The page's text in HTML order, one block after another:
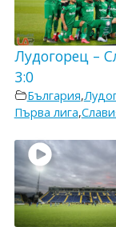
Лудогорец –
3:0
България,
Първа лига,